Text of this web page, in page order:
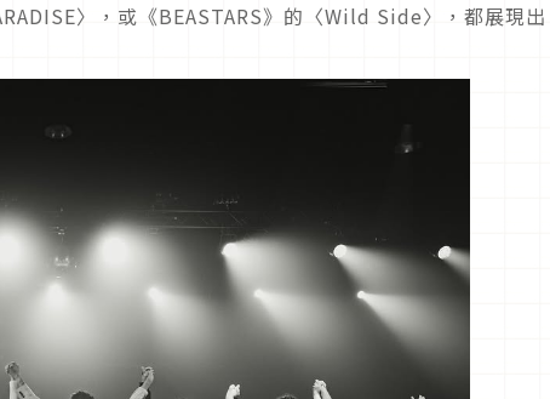
〉，或《BEASTARS》的〈Wild Side〉，都展現出